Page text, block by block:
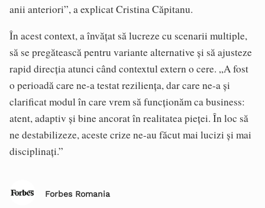
anii anteriori”, a explicat Cristina Căpitanu.
În acest context, a învățat să lucreze cu scenarii multiple,
să se pregătească pentru variante alternative și să ajusteze
rapid direcția atunci când contextul extern o cere. „A fost
o perioadă care ne-a testat reziliența, dar care ne-a și
clarificat modul în care vrem să funcționăm ca business:
atent, adaptiv și bine ancorat în realitatea pieței. În loc să
ne destabilizeze, aceste crize ne-au făcut mai lucizi și mai
disciplinați.”
Forbes Romania